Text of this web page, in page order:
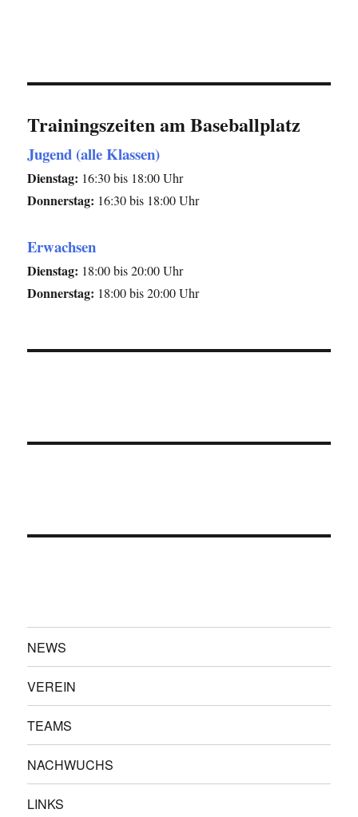
Trainingszeiten am Baseballplatz
Jugend (alle Klassen)
Dienstag: 16:30 bis 18:00 Uhr
Donnerstag: 16:30 bis 18:00 Uhr
Erwachsen
Dienstag: 18:00 bis 20:00 Uhr
Donnerstag: 18:00 bis 20:00 Uhr
NEWS
VEREIN
TEAMS
NACHWUCHS
LINKS